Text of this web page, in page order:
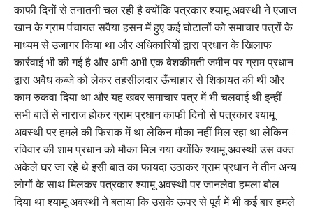
काफी दिनों से तनातनी चल रही है क्योंकि पत्रकार श्यामू अवस्थी ने एजाज
खान के ग्राम पंचायत सवैया हसन में हुए कई घोटालों को समाचार पत्रों के
माध्यम से उजागर किया था और अधिकारियों द्वारा प्रधान के खिलाफ
कार्रवाई भी की गई है और अभी अभी एक बेशकीमती जमीन पर ग्राम प्रधान
द्वारा अवैध कब्जे को लेकर तहसीलदार ऊँचाहार से शिकायत की थी और
काम रुकवा दिया था और यह खबर समाचार पत्र में भी चलवाई थी इन्हीं
सभी बातें से नाराज होकर ग्राम प्रधान काफी दिनों से पत्रकार श्यामू
अवस्थी पर हमले की फिराक में था लेकिन मौका नहीं मिल रहा था लेकिन
रविवार की शाम प्रधान को मौका मिल गया क्योंकि श्यामू अवस्थी उस वक्त
अकेले घर जा रहे थे इसी बात का फायदा उठाकर ग्राम प्रधान ने तीन अन्य
लोगों के साथ मिलकर पत्रकार श्यामू अवस्थी पर जानलेवा हमला बोल
दिया था श्यामू अवस्थी ने बताया कि उसके ऊपर से पूर्व में भी कई बार हमले